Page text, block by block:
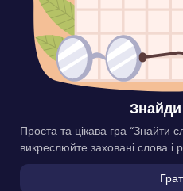
Проста та цікава гра “Знайти
викреслюйте заховані слова і